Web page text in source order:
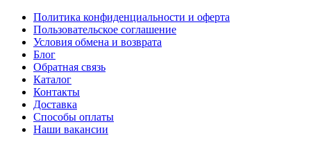
Политика конфиденциальности и оферта
Пользовательское соглашение
Условия обмена и возврата
Блог
Обратная связь
Каталог
Контакты
Доставка
Способы оплаты
Наши вакансии